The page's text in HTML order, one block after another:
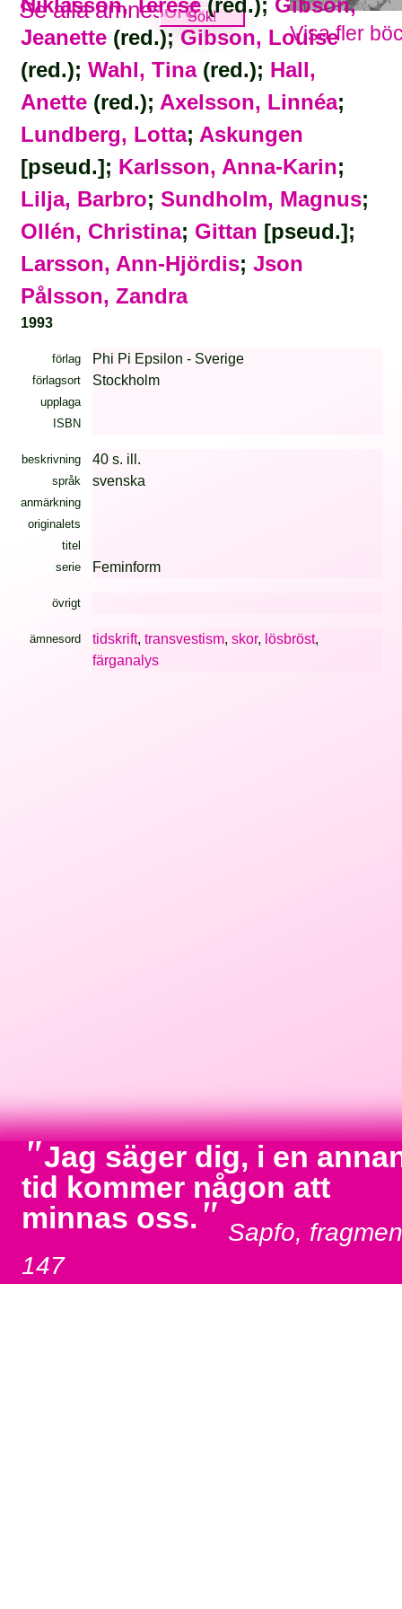
Se alla ämnesord
Visa fler
Jeanette(red.); Gibson, Louise
(red.); Wahl, Tina(red.); Hall,
Anette(red.); Axelsson, Linnéa;
Lundberg, Lotta; Askungen
[pseud.]; Karlsson, Anna-Karin;
Lilja, Barbro; Sundholm, Magnus;
Ollén, Christina; Gittan [pseud.];
Larsson, Ann-Hjördis; Json
Pålsson, Zandra
1993
förlag Phi Pi Epsilon - Sverige
förlagsort Stockholm
upplaga
ISBN
beskrivning 40 s. ill.
språk svenska
anmärkning
originalets
titel
serie
Feminform
övrigt
ämnesord tidskrift, transvestism, skor, lösbröst,
färganalys
"Jag säger dig, i en
tid kommer någon att
minnas oss. " Sapfo,
147